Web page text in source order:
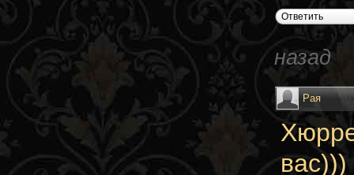
Ответить
назад
Рая ·